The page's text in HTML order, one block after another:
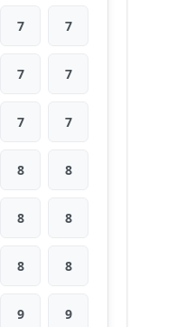
7 7
7 7
7 7
8 8
8 8
8 8
9 9